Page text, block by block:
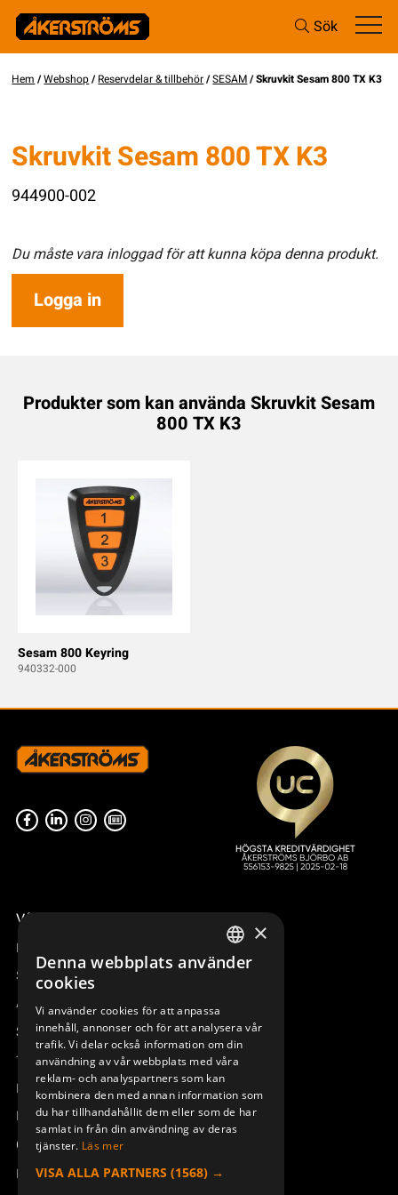
Sök
Hem /Webshop/Reservdelar & tillbehör/SESAM/ Skruvkit Sesam 800 TX K3
Skruvkit Sesam 800 TX K3
944900-002
Du måste vara inloggad för att kunna köpa denna produkt.
Logga in
Produkter som kan använda Skruvkit Sesam
800 TX K3
Sesam 800 Keyring
940332-000
Våra radiostyrningar – översikt
Remotus
Sesam
Access_Ctrl
Support
Teknisk support
Boka service
Manualer och videoinstruktioner
Om Åkerströms
Kontakt
SWEDISH
DEUTSCH
×
Denna webbplats använder
cookies
Vi använder cookies för att anpassa
innehåll, annonser och för att analysera vår
trafik. Vi delar också information om din
användning av vår webbplats med våra
reklam- och analyspartners som kan
kombinera den med annan information som
du har tillhandahållit dem eller som de har
samlat in från din användning av deras
tjänster. Läs mer
VISA ALLA PARTNERS (1568) →